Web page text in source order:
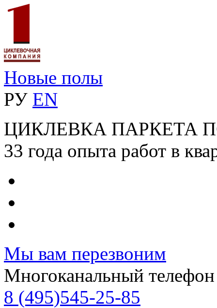
Новые полы
РУ EN
ЦИКЛЕВКА ПАРКЕТА
33 года опыта работ в
Мы вам перезвоним
Многоканальный телефон
8 (495)545-25-85